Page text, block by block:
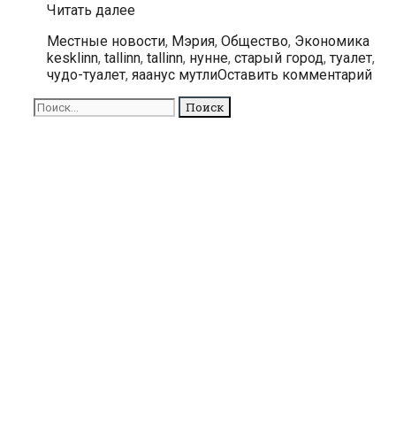
Читать далееВ
городе
открылся
чудо-
Рубрики
Местные новости, Мэрия, Общество, Экономика
kesklinn, tallinn, tallinn, нунне, старый город, туалет,
чудо-туалет, яаанус мутлиОставить комментарий
Поиск
для: